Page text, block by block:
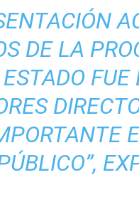
DE LA